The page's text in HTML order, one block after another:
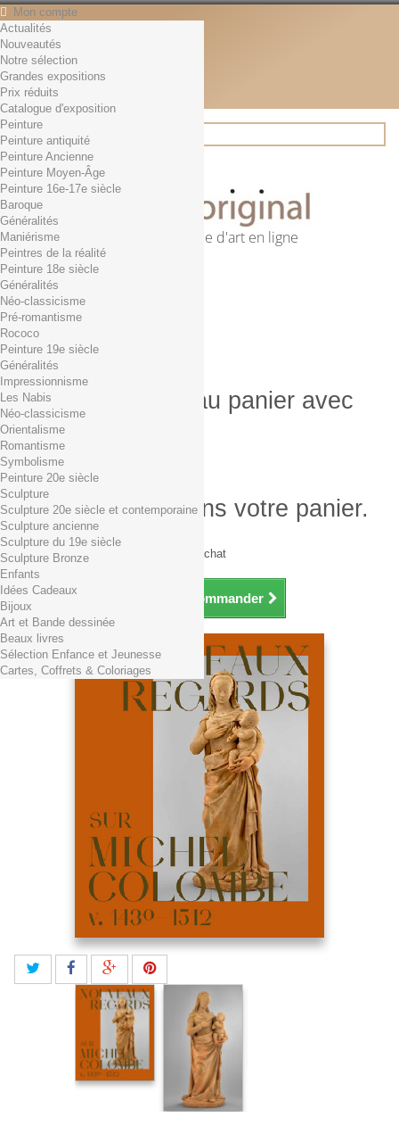
Mon compte
Contact
Français
English
Français
Actualités
Rechercher
Première librairie d'art en ligne
Panier (vide)
Aucun produit
0,01€ dès 29€ d'achat
0,00 € Total
Commander
Produit ajouté au panier avec
succès
Quantité
Total
Il y a 1 produit dans votre panier.
Total produits TTC
Frais de port TTC
0,01€ dès 29€ d'achat
Total TTC
Continuer mes achats Commander
Actualités
Nouveautés
Notre sélection
Grandes expositions
Prix réduits
Catalogue d'exposition
Peinture
Peinture antiquité
Peinture Ancienne
Peinture Moyen-Âge
Peinture 16e-17e siècle
Baroque
Généralités
Maniérisme
Peintres de la réalité
Peinture 18e siècle
Généralités
Néo-classicisme
Pré-romantisme
Rococo
Peinture 19e siècle
Généralités
Impressionnisme
Les Nabis
Néo-classicisme
Orientalisme
Romantisme
Symbolisme
Peinture 20e siècle
Sculpture
Sculpture 20e siècle et contemporaine
Sculpture ancienne
Sculpture du 19e siècle
Sculpture Bronze
Enfants
Idées Cadeaux
Bijoux
Art et Bande dessinée
Beaux livres
Sélection Enfance et Jeunesse
Cartes, Coffrets & Coloriages